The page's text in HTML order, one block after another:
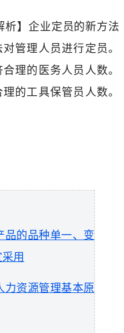
析】企业定员的新方法
管理人员进行定员。
理的医务人员人数。
的工具保管员人数。
品的品种单一、变
用
力资源管理基本原